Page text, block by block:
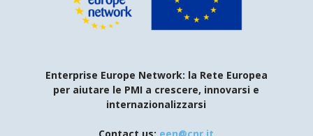
Enterprise Europe Network: la Rete Europea
per aiutare le PMI a crescere, innovarsi e
internazionalizzarsi